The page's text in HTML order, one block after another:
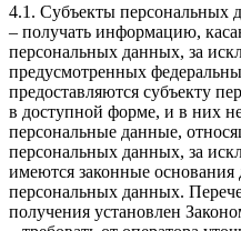
4.1. Субъекты персональных
– получать информацию,
персональных данных, за
предусмотренных
предоставляются субъекту
в доступной форме, и в них
персональные данные,
персональных данных, за
имеются законные основания
персональных данных.
получения установлен